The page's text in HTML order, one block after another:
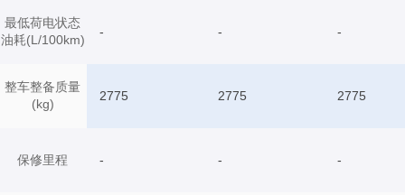
最低荷电状态
油耗(L/100km)
整车整备质量
(kg)
保修里程
- - -
2775 2775 2775
- - -